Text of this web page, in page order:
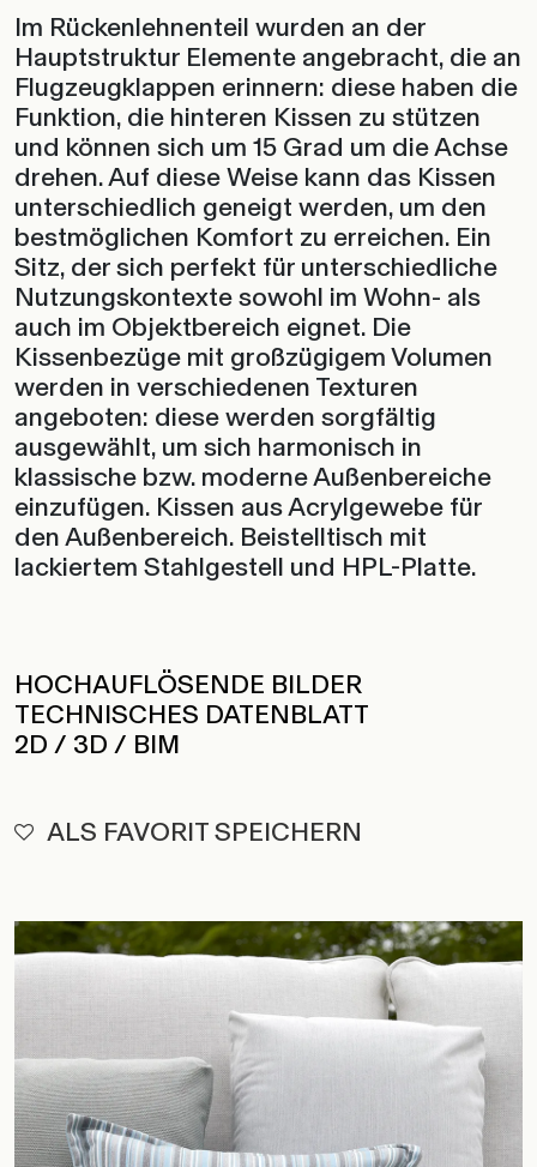
Hauptstruktur Elemente angebracht, die an
Flugzeugklappen erinnern: diese haben die
Funktion, die hinteren Kissen zu stützen
und können sich um 15 Grad um die Achse
drehen. Auf diese Weise kann das Kissen
unterschiedlich geneigt werden, um den
bestmöglichen Komfort zu erreichen. Ein
Sitz, der sich perfekt für unterschiedliche
Nutzungskontexte sowohl im Wohn- als
auch im Objektbereich eignet. Die
Kissenbezüge mit großzügigem Volumen
werden in verschiedenen Texturen
angeboten: diese werden sorgfältig
ausgewählt, um sich harmonisch in
klassische bzw. moderne Außenbereiche
einzufügen. Kissen aus Acrylgewebe für
den Außenbereich. Beistelltisch mit
lackiertem Stahlgestell und HPL-Platte.
TECHNISCHES DATENBLATT
2D / 3D / BIM